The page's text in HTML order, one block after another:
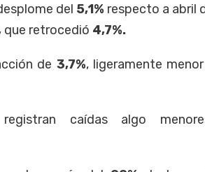
del 5,1% respecto a abril
que retrocedió 4,7%.
de 3,7%, ligeramente
registran caídas algo